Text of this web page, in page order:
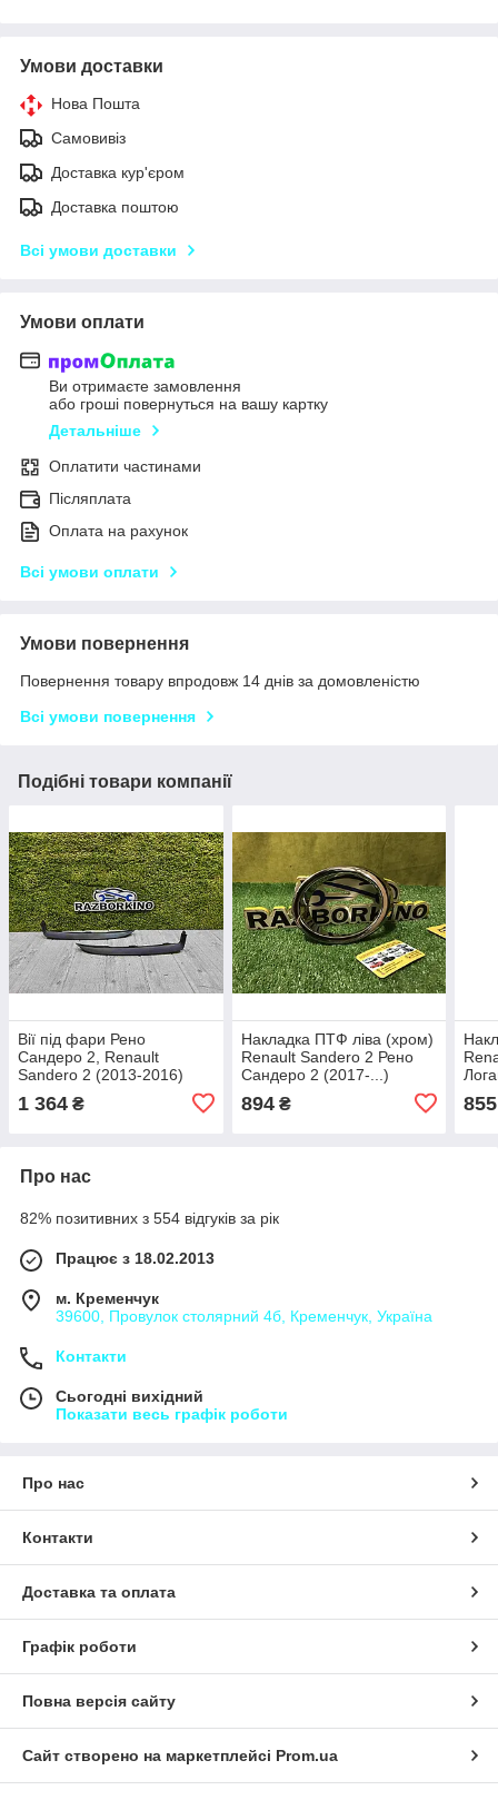
Умови доставки
Нова Пошта
Самовивіз
Доставка кур'єром
Доставка поштою
Всі умови доставки
Умови оплати
Ви отримаєте замовлення
або гроші повернуться на вашу картку
Детальніше
Оплатити частинами
Післяплата
Оплата на рахунок
Всі умови оплати
Умови повернення
Повернення товару впродовж 14 днів за домовленістю
Всі умови повернення
Подібні товари компанії
Вії під фари Рено
Сандеро 2, Renault
Sandero 2 (2013-2016)
1 364 ₴
Накладка ПТФ ліва (хром)
Renault Sandero 2 Рено
Сандеро 2 (2017-...)
894₴ 855
Про нас
82% позитивних з 554 відгуків за рік
Працює з 18.02.2013
м. Кременчук
39600, Провулок столярний 4б, Кременчук, Україна
Контакти
Сьогодні вихідний
Показати весь графік роботи
Про нас
Контакти
Доставка та оплата
Графік роботи
Повна версія сайту
Сайт створено на маркетплейсі Prom.ua